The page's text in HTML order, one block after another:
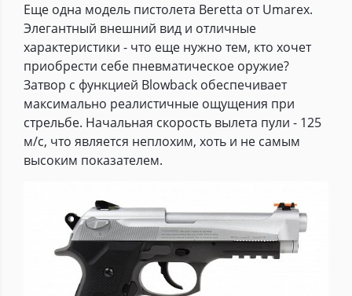
Еще одна модель пистолета Beretta от Umarex.
Элегантный внешний вид и отличные
характеристики - что еще нужно тем, кто хочет
приобрести себе пневматическое оружие?
Затвор с функцией Blowback обеспечивает
максимально реалистичные ощущения при
стрельбе. Начальная скорость вылета пули - 125
м/с, что является неплохим, хоть и не самым
высоким показателем.